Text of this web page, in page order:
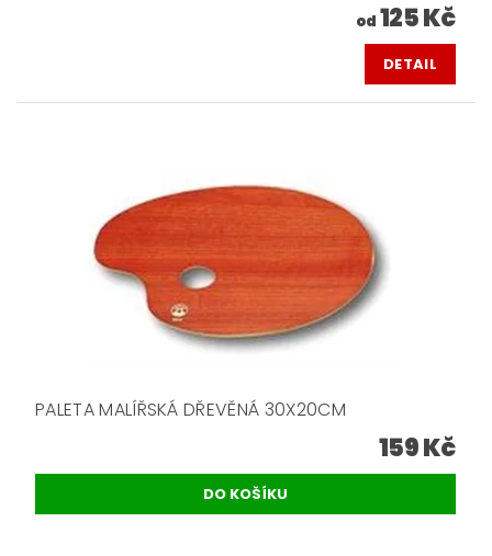
od 125 Kč
DETAIL
PALETA MALÍŘSKÁ DŘEVĚNÁ 30X20CM
159 Kč